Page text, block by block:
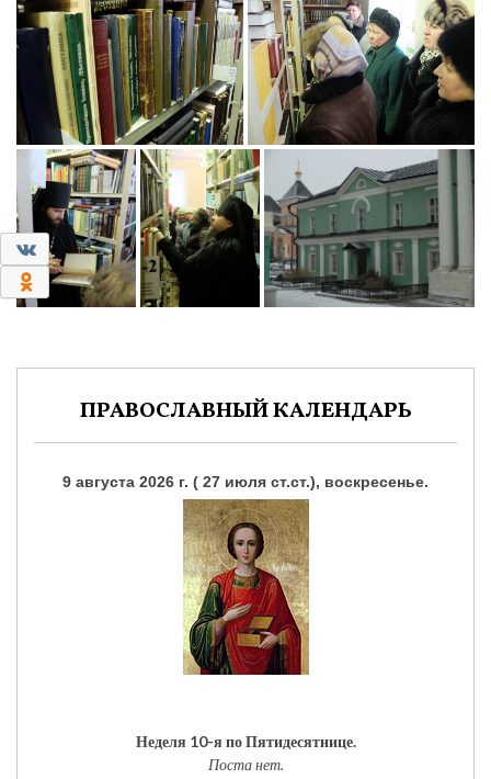
0
0
ПРАВОСЛАВНЫЙ КАЛЕНДАРЬ
9 августа 2026 г. ( 27 июля ст.ст.), воскресенье.
Неделя 10-я по Пятидесятнице.
Поста нет.